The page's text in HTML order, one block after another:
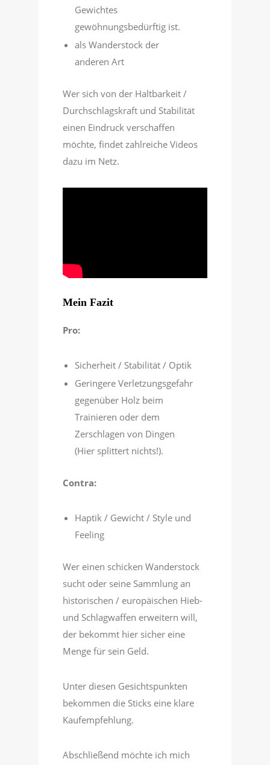
Gewichtes
gewöhnungsbedürftig ist.
als Wanderstock der
anderen Art
Wer sich von der Haltbarkeit /
Durchschlagskraft und Stabilität
einen Eindruck verschaffen
möchte, findet zahlreiche Videos
dazu im Netz.
Mein Fazit
Pro:
Sicherheit / Stabilität / Optik
Geringere Verletzungsgefahr
gegenüber Holz beim
Trainieren oder dem
Zerschlagen von Dingen
(Hier splittert nichts!).
Contra:
Haptik / Gewicht / Style und
Feeling
Wer einen schicken Wanderstock
sucht oder seine Sammlung an
historischen / europäischen Hieb-
und Schlagwaffen erweitern will,
der bekommt hier sicher eine
Menge für sein Geld.
Unter diesen Gesichtspunkten
bekommen die Sticks eine klare
Kaufempfehlung.
Abschließend möchte ich mich